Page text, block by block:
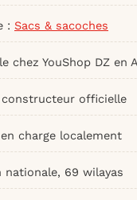
: Sacs & sacoches
chez YouShop DZ en
constructeur officielle
charge localement
nationale, 69 wilayas